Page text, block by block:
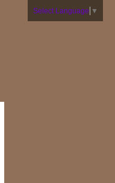
Select Language ▼